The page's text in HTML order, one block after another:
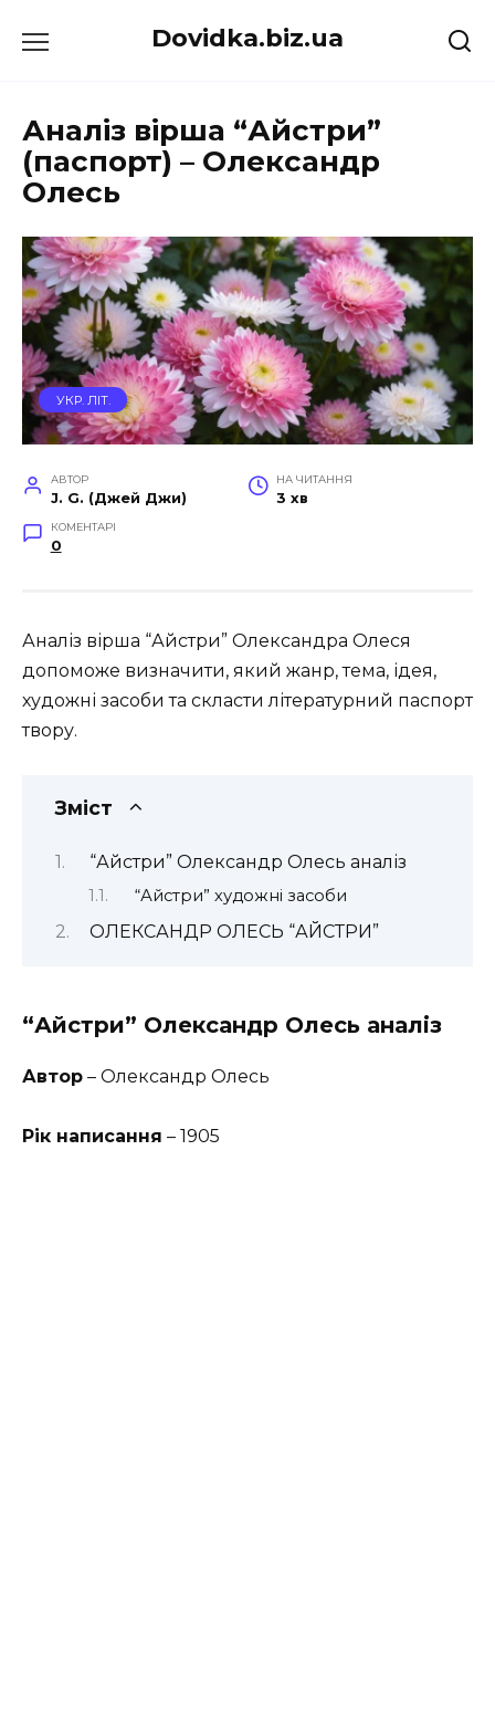
до
Dovidka.biz.ua
Аналіз вірша “Айстри”
(паспорт) – Олександр
Олесь
УКР. ЛІТ.
АВТОР
J. G. (Джей Джи)
НА ЧИТАННЯ
3 хв
КОМЕНТАРІ
0
Аналіз вірша “Айстри” Олександра Олеся
допоможе визначити, який жанр, тема, ідея,
художні засоби та скласти літературний паспорт
твору.
Зміст
“Айстри” Олександр Олесь аналіз
“Айстри” художні засоби
ОЛЕКСАНДР ОЛЕСЬ “АЙСТРИ”
“Айстри” Олександр Олесь аналіз
Автор – Олександр Олесь
Рік написання – 1905